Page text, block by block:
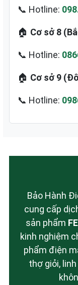
📞 Hotline:
🏠 Cơ sở 8
📞 Hotline:
🏠 Cơ sở 9
📞 Hotline:
Bảo Hành
cung cấp
sản phẩm
kinh nghiệm
phẩm điện
thợ giỏi,